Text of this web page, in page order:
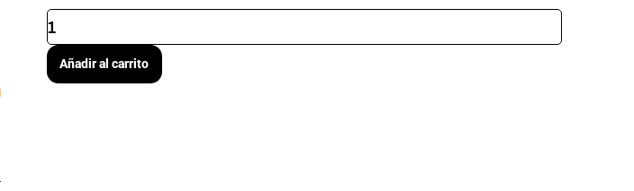
was:
is:
COMBO
HALLOSPORT
cantidad
Añadir al carrito